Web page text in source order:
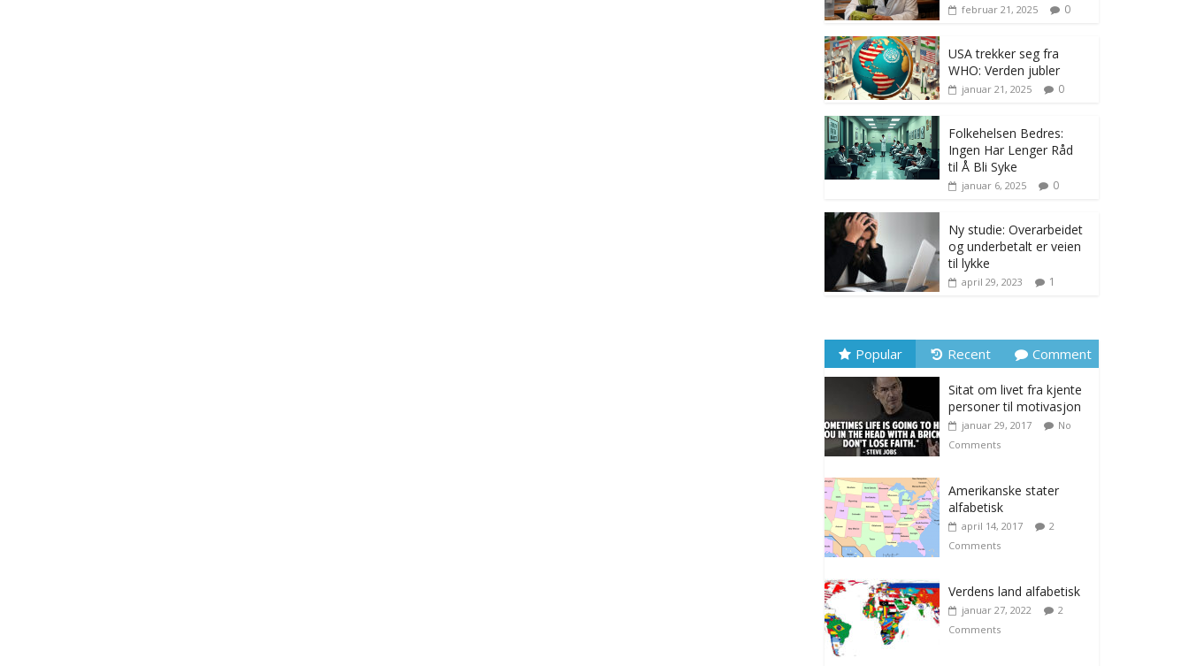
februar 21, 2025 0
USA trekker seg fra
WHO: Verden jubler
januar 21, 2025 0
Folkehelsen Bedres:
Ingen Har Lenger Råd
til Å Bli Syke
januar 6, 2025 0
Ny studie: Overarbeidet
og underbetalt er veien
til lykke
april 29, 2023 1
Popular Recent Comment
Sitat om livet fra kjente
personer til motivasjon
januar 29, 2017
No
Comments
Amerikanske stater
alfabetisk
april 14, 2017
2
Comments
Verdens land alfabetisk
januar 27, 2022
2
Comments